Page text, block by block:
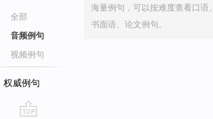
全部
音频例句
视频例句
权威例句
海量例句，可以按难度查看口语、
书面语、论文例句。